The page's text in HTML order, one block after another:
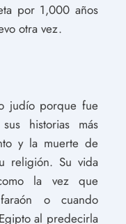
por 1,000 años
otra vez.
judío porque fue
historias más
y la muerte de
religión. Su vida
la vez que
o cuando
al predecirla